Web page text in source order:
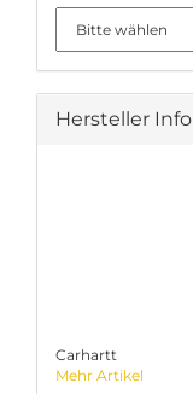
Hersteller Info
Carhartt
Mehr Artikel